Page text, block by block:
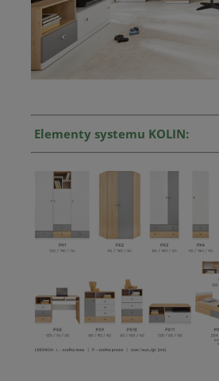
Elementy systemu KOLIN: